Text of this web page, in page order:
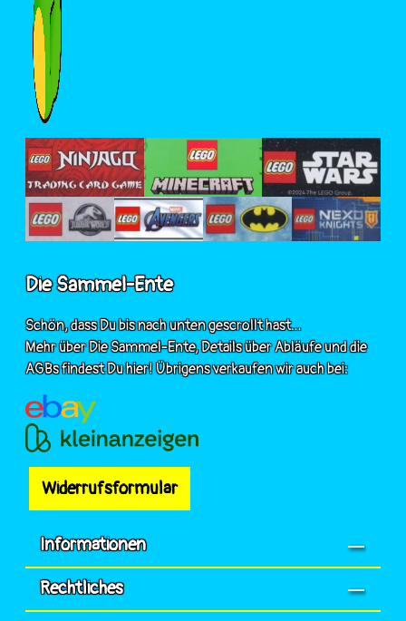
Die Sammel-Ente
Schön, dass Du bis nach unten gescrollt hast...
Mehr über Die Sammel-Ente, Details über Abläufe und die
AGBs findest Du hier! Übrigens verkaufen wir auch bei:
Widerrufsformular
Informationen
Rechtliches